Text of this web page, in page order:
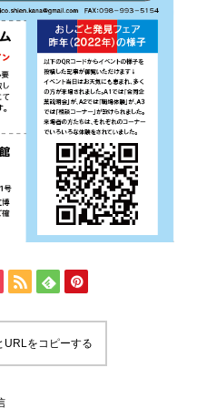
URLをコピーする